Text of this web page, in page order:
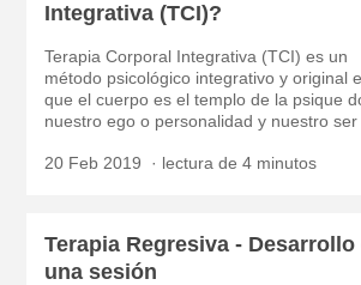
Integrativa (TCI)?
Terapia Corporal Integrativa (TCI) es un
método psicológico integrativo y original
que el cuerpo es el templo de la psique
nuestro ego o personalidad y nuestro ser
20 Feb 2019 lectura de 4 minutos
Terapia Regresiva - Desarrollo
una sesión